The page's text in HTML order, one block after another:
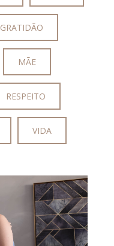
GRATIDÃO
MÃE
RESPEITO
VIDA